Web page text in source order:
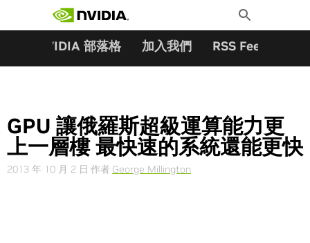
Toggle
Search
NVIDIA 部落格 加入我們 RSS Feeds
GPU 讓俄羅斯超級運算能力更
上一層樓 最快速的系統還能更快
2013 年 10 月 2 日 作者 George Millington